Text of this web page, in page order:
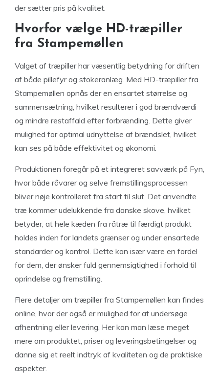
der sætter pris på kvalitet.
Hvorfor vælge HD-træpiller
fra Stampemøllen
Valget af træpiller har væsentlig betydning for driften
af både pillefyr og stokeranlæg. Med HD-træpiller fra
Stampemøllen opnås der en ensartet størrelse og
sammensætning, hvilket resulterer i god brændværdi
og mindre restaffald efter forbrænding. Dette giver
mulighed for optimal udnyttelse af brændslet, hvilket
kan ses på både effektivitet og økonomi.
Produktionen foregår på et integreret savværk på Fyn,
hvor både råvarer og selve fremstillingsprocessen
bliver nøje kontrolleret fra start til slut. Det anvendte
træ kommer udelukkende fra danske skove, hvilket
betyder, at hele kæden fra råtræ til færdigt produkt
holdes inden for landets grænser og under ensartede
standarder og kontrol. Dette kan især være en fordel
for dem, der ønsker fuld gennemsigtighed i forhold til
oprindelse og fremstilling.
Flere detaljer om træpiller fra Stampemøllen kan findes
online, hvor der også er mulighed for at undersøge
afhentning eller levering. Her kan man læse meget
mere om produktet, priser og leveringsbetingelser og
danne sig et reelt indtryk af kvaliteten og de praktiske
aspekter.